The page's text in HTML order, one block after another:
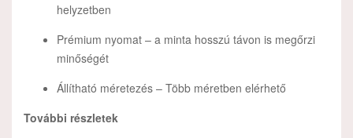
helyzetben
Prémium nyomat – a minta hosszú távon is megőrzi
minőségét
Állítható méretezés – Több méretben elérhető
További részletek